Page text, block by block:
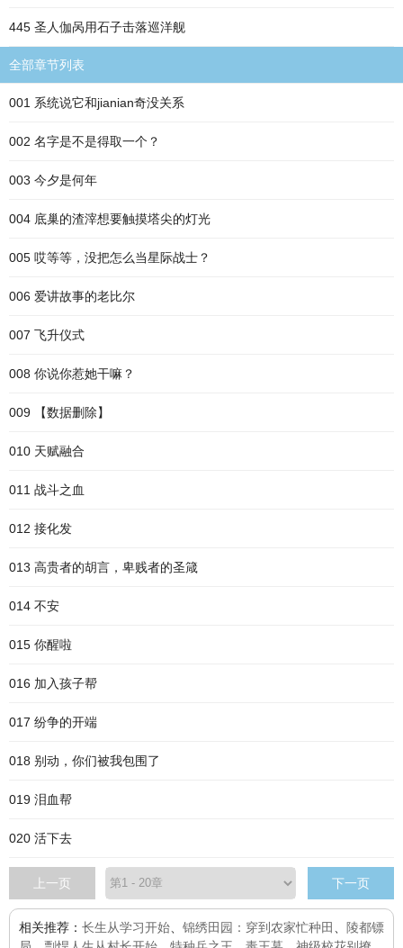
445 圣人伽呙用石子击落巡洋舰
全部章节列表
001 系统说它和jianian奇没关系
002 名字是不是得取一个？
003 今夕是何年
004 底巢的渣滓想要触摸塔尖的灯光
005 哎等等，没把怎么当星际战士？
006 爱讲故事的老比尔
007 飞升仪式
008 你说你惹她干嘛？
009 【数据删除】
010 天赋融合
011 战斗之血
012 接化发
013 高贵者的胡言，卑贱者的圣箴
014 不安
015 你醒啦
016 加入孩子帮
017 纷争的开端
018 别动，你们被我包围了
019 泪血帮
020 活下去
上一页 下一页
相关推荐： 长生从学习开始 锦绣田园：穿到农家忙种田
陵都镖